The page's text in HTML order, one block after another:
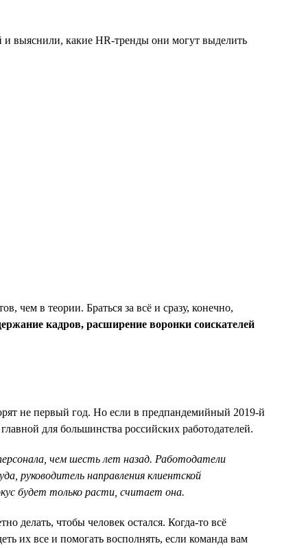
выяснили, какие HR-тренды они могут выделить
чем в теории. Браться за всё и сразу, конечно,
кадров, расширение воронки соискателей
не первый год. Но если в предпандемийный 2019-й
для большинства российских работодателей.
чем шесть лет назад. Работодатели
руководитель направления клиентской
будет только расти, считает она.
делать, чтобы человек остался. Когда-то всё
их все и помогать восполнять, если команда вам